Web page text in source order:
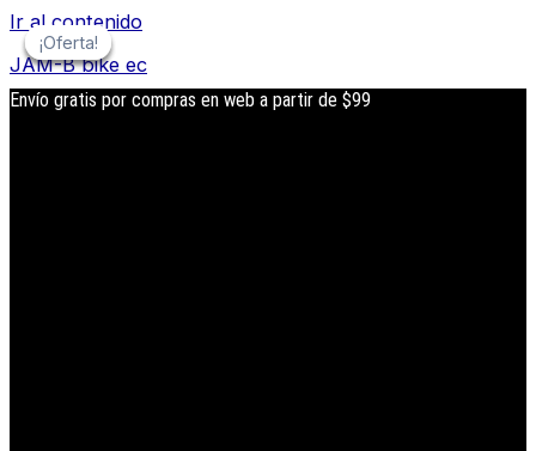
Ir al contenido
JAM-B bike ec
Envío gratis por compras en web a partir de $99
¡Oferta!
¡Oferta!
¡Oferta!
¡Oferta!